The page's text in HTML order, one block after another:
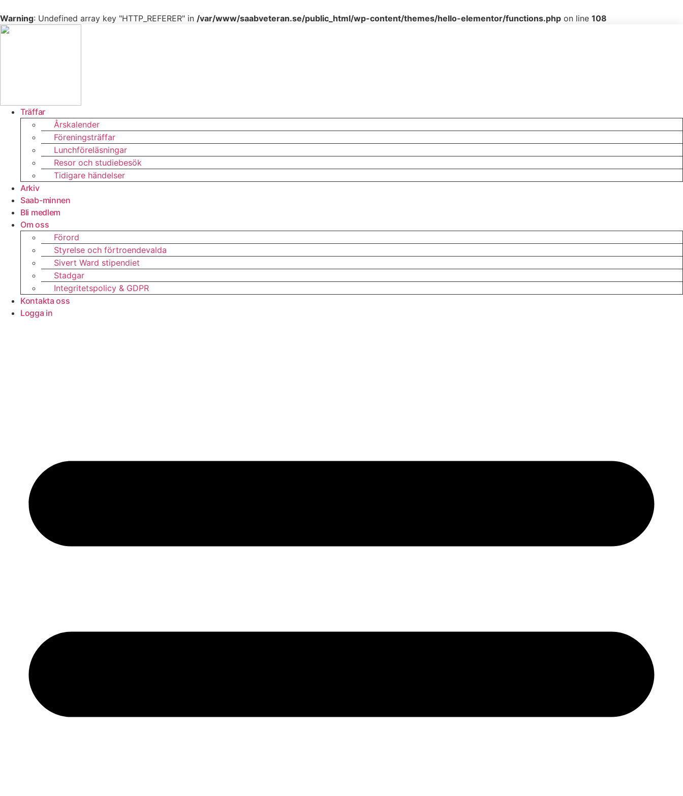
Warning: Undefined array key "HTTP_REFERER" in /var/www/saabveteran.se/public_html/wp-content/themes/hello-elementor/functions.php on line 108
Hoppa
Träffar
Årskalender
Föreningsträffar
Lunchföreläsningar
Resor och studiebesök
Tidigare händelser
Arkiv
Saab-minnen
Bli medlem
Om oss
Förord
Styrelse och förtroendevalda
Sivert Ward stipendiet
Stadgar
Integritetspolicy & GDPR
Kontakta oss
Logga in